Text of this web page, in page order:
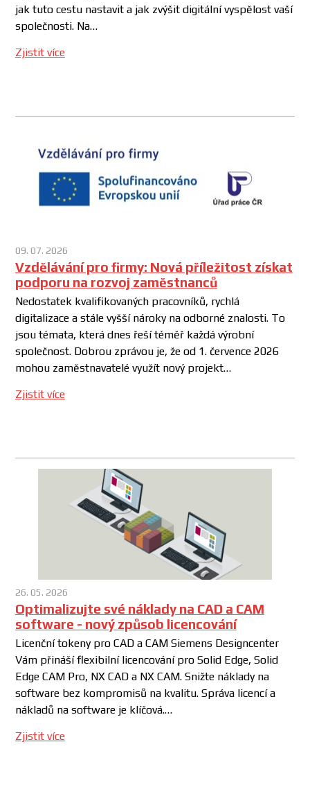
jak tuto cestu nastavit a jak zvýšit digitální vyspělost vaší
společnosti. Na…
Zjistit více
09. 07. 2026
Vzdělávání pro firmy: Nová příležitost získat
podporu na rozvoj zaměstnanců
Nedostatek kvalifikovaných pracovníků, rychlá
digitalizace a stále vyšší nároky na odborné znalosti. To
jsou témata, která dnes řeší téměř každá výrobní
společnost. Dobrou zprávou je, že od 1. července 2026
mohou zaměstnavatelé využít nový projekt…
Zjistit více
26. 05. 2026
Optimalizujte své náklady na CAD a CAM
software - nový způsob licencování
Licenční tokeny pro CAD a CAM Siemens Designcenter
Vám přináší flexibilní licencování pro Solid Edge, Solid
Edge CAM Pro, NX CAD a NX CAM. Snižte náklady na
software bez kompromisů na kvalitu. Správa licencí a
nákladů na software je klíčová.…
Zjistit více